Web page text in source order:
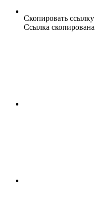
Скопировать ссылку
Ссылка скопирована